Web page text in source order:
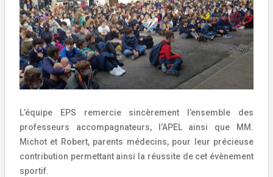
L’équipe EPS remercie sincèrement l’ensemble des
professeurs accompagnateurs, l’APEL ainsi que MM.
Michot et Robert, parents médecins, pour leur précieuse
contribution permettant ainsi la réussite de cet évènement
sportif.